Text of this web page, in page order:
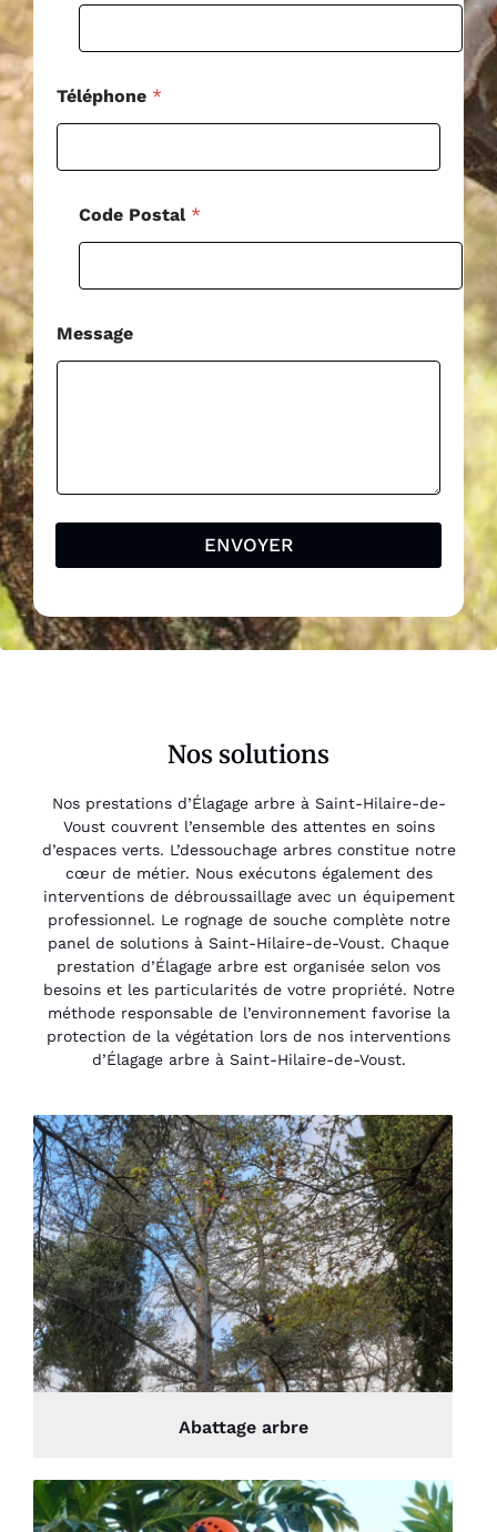
Téléphone *
Code Postal *
Message
ENVOYER
Nos solutions
Nos prestations d’Élagage arbre à Saint-Hilaire-de-
Voust couvrent l’ensemble des attentes en soins
d’espaces verts. L’dessouchage arbres constitue notre
cœur de métier. Nous exécutons également des
interventions de débroussaillage avec un équipement
professionnel. Le rognage de souche complète notre
panel de solutions à Saint-Hilaire-de-Voust. Chaque
prestation d’Élagage arbre est organisée selon vos
besoins et les particularités de votre propriété. Notre
méthode responsable de l’environnement favorise la
protection de la végétation lors de nos interventions
d’Élagage arbre à Saint-Hilaire-de-Voust.
Abattage arbre